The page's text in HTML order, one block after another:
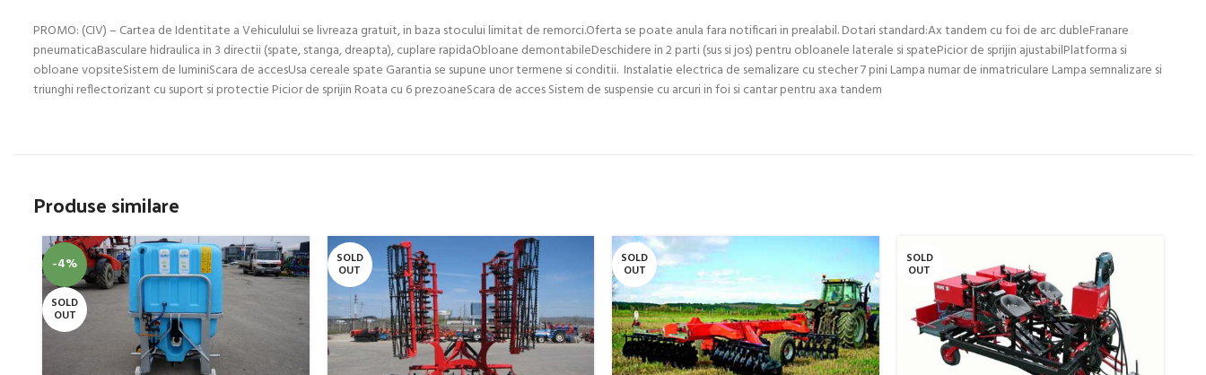
PROMO: (CIV) – Cartea de Identitate a Vehiculului se livreaza gratuit, in baza stocului limitat de remorci.Oferta se poate anula fara notificari in prealabil. Dotari standard:Ax tandem cu foi de arc dubleFranare
pneumaticaBasculare hidraulica in 3 directii (spate, stanga, dreapta), cuplare rapidaObloane demontabileDeschidere in 2 parti (sus si jos) pentru obloanele laterale si spatePicior de sprijin ajustabilPlatforma si
obloane vopsiteSistem de luminiScara de accesUsa cereale spate Garantia se supune unor termene si conditii. Instalatie electrica de semalizare cu stecher 7 pini Lampa numar de inmatriculare Lampa semnalizare si
triunghi reflectorizant cu suport si protectie Picior de sprijin Roata cu 6 prezoaneScara de acces Sistem de suspensie cu arcuri in foi si cantar pentru axa tandem
Produse similare
-4%
SOLD
OUT
SOLD
OUT
SOLD
OUT
SOLD
OUT